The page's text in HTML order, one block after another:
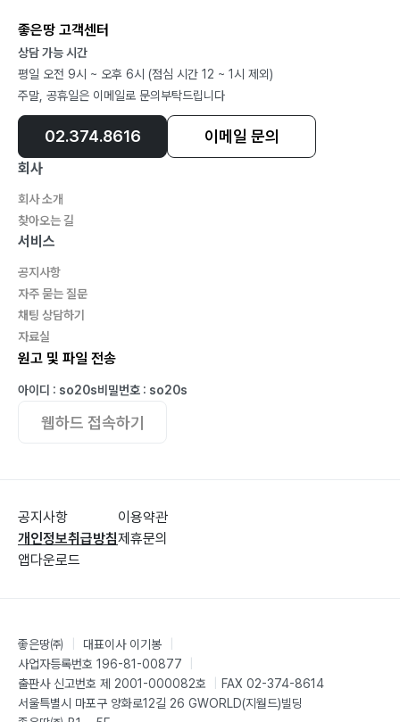
좋은땅 고객센터
상담 가능 시간
평일 오전 9시 ~ 오후 6시 (점심 시간 12 ~ 1시 제외)
주말, 공휴일은 이메일로 문의부탁드립니다
02.374.8616 이메일 문의
회사
회사 소개
찾아오는 길
서비스
공지사항
자주 묻는 질문
채팅 상담하기
자료실
원고 및 파일 전송
아이디 : so20s비밀번호 : so20s
웹하드 접속하기
공지사항
개인정보취급방침
앱다운로드
이용약관
제휴문의
좋은땅㈜ 대표이사 이기봉
사업자등록번호 196-81-00877
출판사 신고번호 제 2001-000082호
FAX 02-374-8614
서울특별시 마포구 양화로12길 26 GWORLD(지월드)빌딩